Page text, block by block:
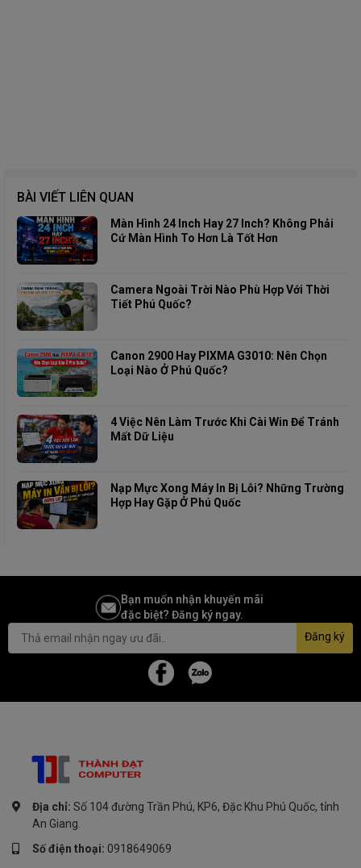
BÀI VIẾT LIÊN QUAN
Màn Hình 24 Inch Hay 27 Inch? Không Phải
Cứ Màn Hình To Hơn Là Tốt Hơn
Camera Ngoài Trời Nào Phù Hợp Với Thời
Tiết Phú Quốc?
Canon 2900 Hay PIXMA G3010: Nên Chọn
Loại Nào Ở Phú Quốc?
4 Việc Nên Làm Trước Khi Cài Win Để Tránh
Mất Dữ Liệu
Nạp Mực Xong Máy In Bị Lỗi? Những Trường
Hợp Hay Gặp Ở Phú Quốc
Bạn muốn nhận khuyến mãi
đặc biệt? Đăng ký ngay.
Đăng ký
Địa chỉ: Số 104 đường Trần Phú, KP6, Đặc Khu Phú Quốc, tỉnh
An Giang.
Số điện thoại: 0918649069